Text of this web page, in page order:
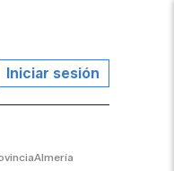
Iniciar sesión
Almería